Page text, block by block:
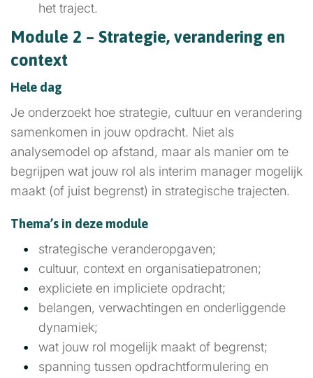
het traject.
Module 2 – Strategie, verandering en
context
Hele dag
Je onderzoekt hoe strategie, cultuur en verandering
samenkomen in jouw opdracht. Niet als
analysemodel op afstand, maar als manier om te
begrijpen wat jouw rol als interim manager mogelijk
maakt (of juist begrenst) in strategische trajecten.
Thema’s in deze module
strategische veranderopgaven;
cultuur, context en organisatiepatronen;
expliciete en impliciete opdracht;
belangen, verwachtingen en onderliggende
dynamiek;
wat jouw rol mogelijk maakt of begrenst;
spanning tussen opdrachtformulering en